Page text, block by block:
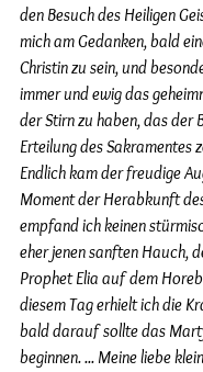
den Besuch des Heiligen
mich am Gedanken, bald
Christin zu sein, und
immer und ewig das
der Stirn zu haben, das der
Erteilung des Sakramentes
Endlich kam der freudige
Moment der Herabkunft
empfand ich keinen
eher jenen sanften Hauch,
Prophet Elia auf dem
diesem Tag erhielt ich die
bald darauf sollte das
beginnen. ... Meine liebe